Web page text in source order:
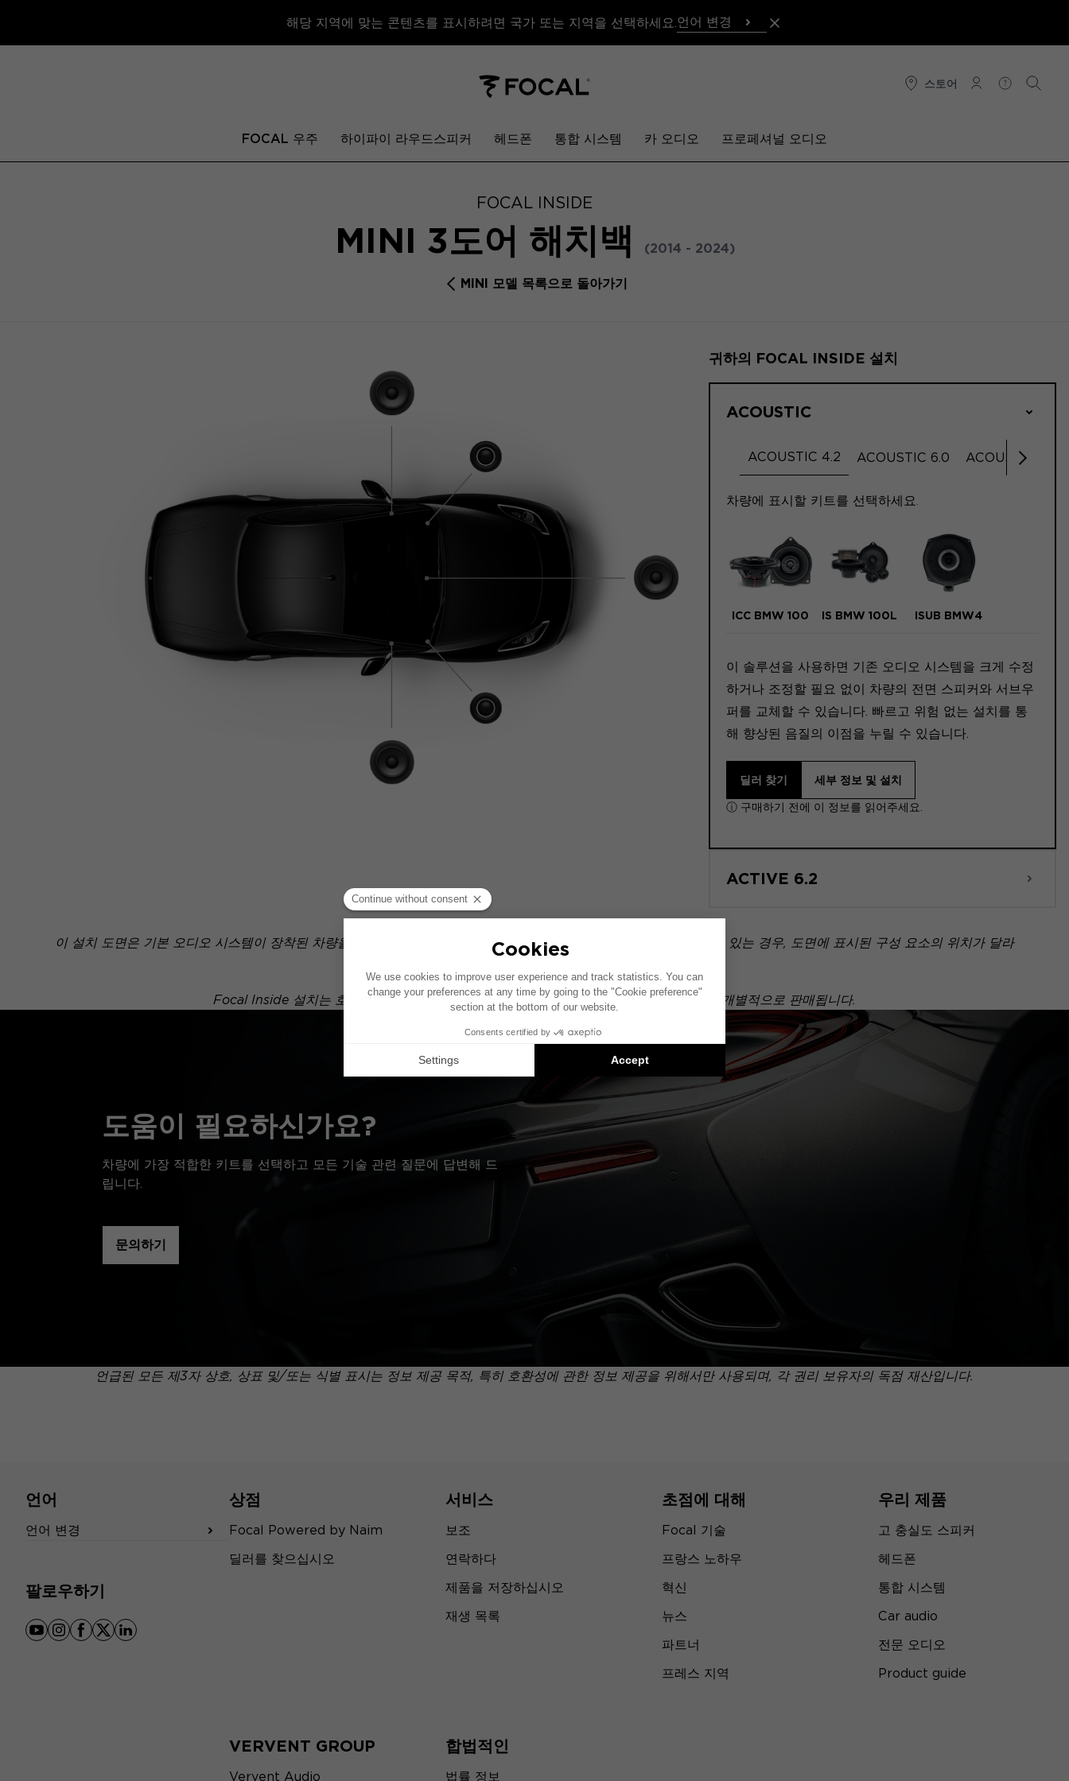
해당 지역에 맞는 콘텐츠를 표시하려면 국가 또는 지역을 선택하세요. 언어 변경
스토어
연결 도움말검색
FOCAL 우주 하이파이 라우드스피커 헤드폰 통합 시스템 카 오디오 프로페셔널 오디오
FOCAL INSIDE
MINI 3도어 해치백 (2014 - 2024)
MINI 모델 목록으로 돌아가기
귀하의 FOCAL INSIDE 설치
ACOUSTIC
ACOUSTIC 4.2 ACOUSTIC 6.0
ACOUSTIC 6.2
차량에 표시할 키트를 선택하세요.
ICC BMW 100 IS BMW 100L ISUB BMW4
이 솔루션을 사용하면 기존 오디오 시스템을 크게 수정
하거나 조정할 필요 없이 차량의 전면 스피커와 서브우
퍼를 교체할 수 있습니다. 빠르고 위험 없는 설치를 통
해 향상된 음질의 이점을 누릴 수 있습니다.
딜러 찾기 세부 정보 및 설치
ⓘ 구매하기 전에 이 정보를 읽어주세요.
ACTIVE 6.2
이 설치 도면은 기본 오디오 시스템이 장착된 차량을 기준으로 제작되었습니다. 차량에 특정 하이파이 옵션이 장착되어 있는 경우, 도면에 표시된 구성 요소의 위치가 달라
Focal Inside 설치는 호환 가능한 제품에 대한 제안입니다: 각 구성 요소는 패키지가 아닌 개별적으로 판매됩니다.
도움이 필요하신가요?
차량에 가장 적합한 키트를 선택하고 모든 기술 관련 질문에 답변해 드
립니다.
문의하기
언급된 모든 제3자 상호, 상표 및/또는 식별 표시는 정보 제공 목적, 특히 호환성에 관한 정보 제공을 위해서만 사용되며, 각 권리 보유자의 독점 재산입니다.
언어
언어 변경
팔로우하기
youtube
instagram
facebook
x linkedin
상점
Focal Powered by Naim
딜러를 찾으십시오
서비스
보조
연락하다
제품을 저장하십시오
재생 목록
초점에 대해
Focal 기술
프랑스 노하우
혁신
뉴스
파트너
프레스 지역
우리 제품
고 충실도 스피커
헤드폰
통합 시스템
Car audio
전문 오디오
Product guide
VERVENT GROUP
Vervent Audio
합법적인
법률 정보